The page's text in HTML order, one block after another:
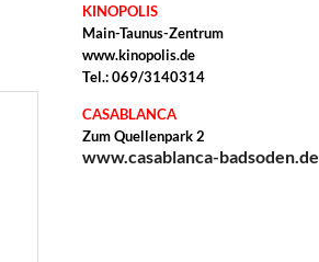
KINOPOLIS
Main-Taunus-Zentrum
www.kinopolis.de
Tel.: 069/3140314
CASABLANCA
Zum Quellenpark 2
www.casablanca-badsoden.de